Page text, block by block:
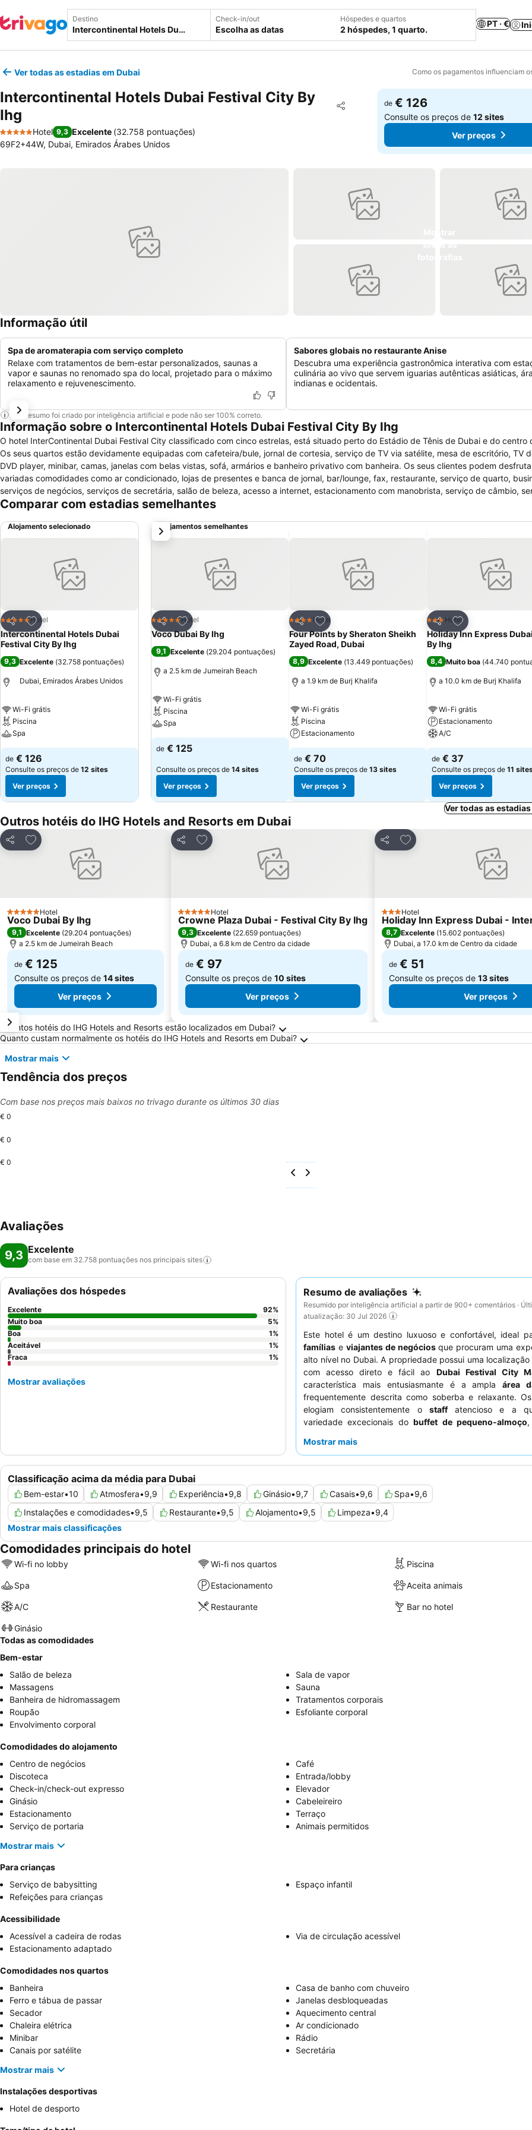
Destino Check-in/out
Escolha as datas
Hóspedes e quartos
2 hóspedes, 1 quarto.
PT · €
Ver todas as estadias em Dubai Como os pagamentos influenciam
Intercontinental Hotels Dubai Festival City By
Ihg
Partilhar
Adicionar aos favoritos
5 Estrelas
Hotel 9,3 Excelente (32.758 pontuações)
69F2+44W, Dubai, Emirados Árabes Unidos
de € 126
Consulte os preços de12 sites
Ver preços
Informação útil
Spa de aromaterapia com serviço completo
Relaxe com tratamentos de bem-estar personalizados, saunas a
vapor e saunas no renomado spa do local, projetado para o máximo
relaxamento e rejuvenescimento.
Sabores globais no restaurante Anise
Descubra uma experiência gastronômica interativa com
culinária ao vivo que servem iguarias autênticas asiáticas,
indianas e ocidentais.
Este resumo foi criado por inteligência artificial e pode não ser 100% correto.
Informação sobre o Intercontinental Hotels Dubai Festival City By Ihg
O hotel InterContinental Dubai Festival City classificado com cinco estrelas, está situado perto do Estádio de Tênis de Dubai e do centro
Os seus quartos estão devidamente equipadas com cafeteira/bule, jornal de cortesia, serviço de TV via satélite, mesa de escritório, TV
DVD player, minibar, camas, janelas com belas vistas, sofá, armários e banheiro privativo com banheira. Os seus clientes podem
variadas comodidades como ar condicionado, lojas de presentes e banca de jornal, bar/lounge, fax, restaurante, serviço de quarto,
serviços de negócios, serviços de secretária, salão de beleza, acesso a internet, estacionamento com manobrista, serviço de câmbio,
babá e caixa eletrônico/banco. Para o lazer oferece piscina externa, sauna seca e uma academia de ginástica.
Comparar com estadias semelhantes
Alojamento selecionado
Partilhar
Adicionar aos favoritos
5 EstrelasHotel
Intercontinental Hotels Dubai
Festival City By Ihg
9,3 Excelente (32.758 pontuações)
Dubai, Emirados Árabes Unidos
Wi-Fi grátis
Piscina
Spa
de € 126
Consulte os preços de 12 sites
Ver preços
Alojamentos semelhantes
Partilhar
Adicionar aos favoritos
5 EstrelasHotel
Voco Dubai By Ihg
9,1 Excelente (29.204 pontuações)
a 2.5 km de Jumeirah Beach
Wi-Fi grátis
Piscina
Spa
de € 125
Consulte os preços de 14 sites
Ver preços
Partilhar
Adicionar aos favoritos
4 EstrelasHotel
Four Points by Sheraton Sheikh
Zayed Road, Dubai
8,9 Excelente (13.449 pontuações)
a 1.9 km de Burj Khalifa
Wi-Fi grátis
Piscina
Estacionamento
de € 70
Consulte os preços de 13 sites
Ver preços
Partilhar
Adicionar aos
3 Estrelas
Hotel
Holiday Inn Express
By Ihg
8,4 Muito boa (44.740
a 10.0 km de Burj Khalifa
Wi-Fi grátis
Estacionamento
A/C
de € 37
Consulte os preços de 11
Ver preços
próximo
Ver todas as
Outros hotéis do IHG Hotels and Resorts em Dubai
Partilhar
Adicionar aos favoritos
5 EstrelasHotel
Voco Dubai By Ihg
9,1 Excelente (29.204 pontuações)
a 2.5 km de Jumeirah Beach
de € 125
Consulte os preços de 14 sites
Ver preços
Partilhar
Adicionar aos favoritos
5 EstrelasHotel
Crowne Plaza Dubai - Festival City By Ihg
9,3 Excelente (22.659 pontuações)
Dubai, a 6.8 km de Centro da cidade
de € 97
Consulte os preços de 10 sites
Ver preços
Partilhar
Adicionar aos favoritos
3 Estrelas
Hotel
Holiday Inn Express Dubai -
8,7 Excelente (15.602 pontuações)
Dubai, a 17.0 km de Centro da cidade
de € 51
Consulte os preços de 13 sites
Ver preços
Perguntas Frequentes sobre Dubai
Quantos hotéis do IHG Hotels and Resorts estão localizados em Dubai?
Quanto custam normalmente os hotéis do IHG Hotels and Resorts em Dubai?
Mostrar mais
Tendência dos preços
Com base nos preços mais baixos no trivago durante os últimos 30 dias
€ 0
€ 0
€ 0
Avaliações
9,3 Excelente
com base em 32.758 pontuações nos principais sites
Resumo de avaliações
Resumido por inteligência artificial a partir de 900+ comentários ·
atualização: 30 Jul 2026
Este hotel é um destino luxuoso e confortável, ideal
famílias e viajantes de negóciosque procuram uma
alto nível no Dubai. A propriedade possui uma
com acesso direto e fácil ao Dubai Festival City
característica mais entusiasmante é a amplaárea
frequentemente descrita como soberba e relaxante.
elogiam consistentemente o staffatencioso e a
variedade excecionais dobuffet de pequeno-almoço
considere reservar um quarto com acesso ao
Mostrar mais
Classificação acima da média para Dubai
Bem-estar•10 Atmosfera•9,9 Experiência•9,8 Ginásio•9,7 Casais•9,6 Spa•9,6
Instalações e comodidades•9,5 Restaurante•9,5 Alojamento•9,5 Limpeza•9,4
Mostrar mais classificações
Avaliações dos hóspedes
Excelente 92%
Muito boa
5%
Boa
1%
Aceitável
1%
Fraca
1%
Mostrar avaliações
Comodidades principais do hotel
Wi-fi no lobby Wi-fi nos quartos Piscina
Spa Estacionamento Aceita animais
A/C Restaurante Bar no hotel
Ginásio
Todas as comodidades
Bem-estar
Salão de beleza
Sala de vapor
Massagens
Sauna
Banheira de hidromassagem
Tratamentos corporais
Roupão
Esfoliante corporal
Envolvimento corporal
Comodidades do alojamento
Centro de negócios
Café
Discoteca
Entrada/lobby
Check-in/check-out expresso
Elevador
Ginásio
Cabeleireiro
Estacionamento
Terraço
Serviço de portaria
Animais permitidos
Mostrar mais
Para crianças
Serviço de babysitting
Espaço infantil
Refeições para crianças
Acessibilidade
Acessível a cadeira de rodas
Via de circulação acessível
Estacionamento adaptado
Comodidades nos quartos
Banheira
Casa de banho com chuveiro
Ferro e tábua de passar
Janelas desbloqueadas
Secador
Aquecimento central
Chaleira elétrica
Ar condicionado
Minibar
Rádio
Canais por satélite
Secretária
Mostrar mais
Instalações desportivas
Hotel de desporto